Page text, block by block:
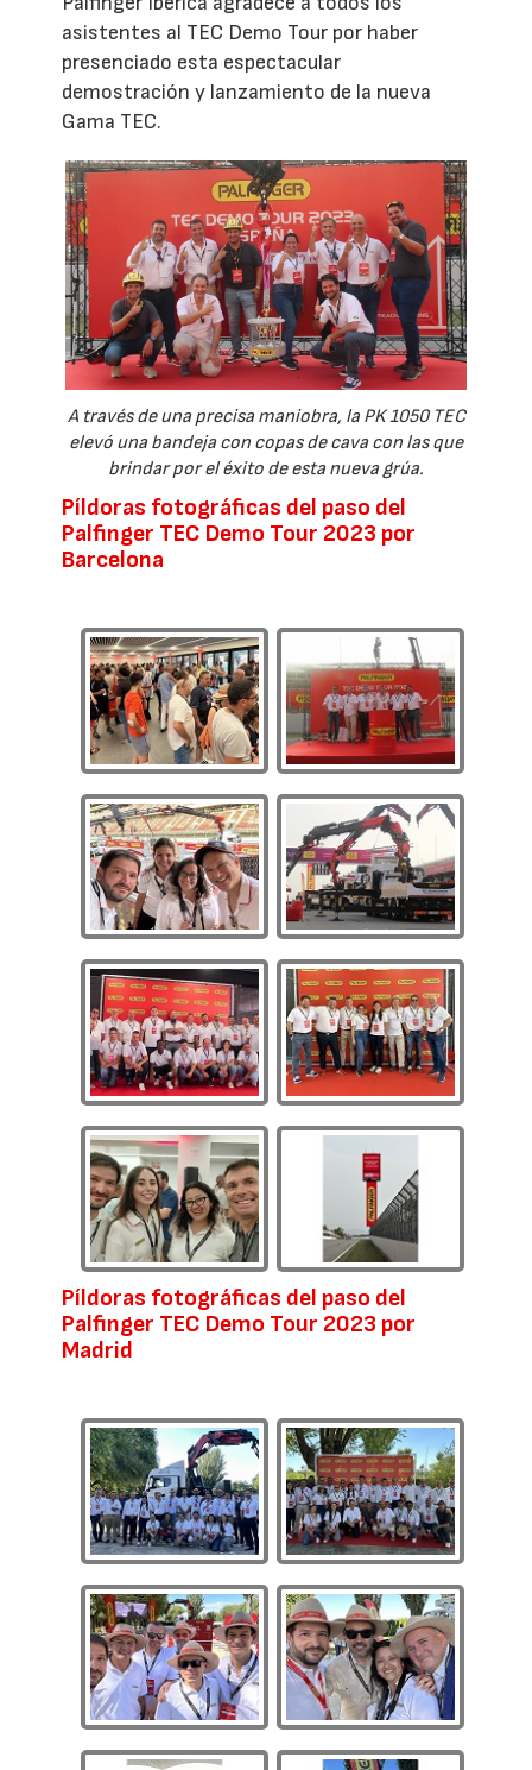
asistentes al TEC Demo Tour por haber
presenciado esta espectacular
demostración y lanzamiento de la nueva
Gama TEC.
A través de una precisa maniobra, la PK 1050 TEC
elevó una bandeja con copas de cava con las que
brindar por el éxito de esta nueva grúa.
Píldoras fotográficas del paso del
Palfinger TEC Demo Tour 2023 por
Barcelona
Píldoras fotográficas del paso del
Palfinger TEC Demo Tour 2023 por
Madrid